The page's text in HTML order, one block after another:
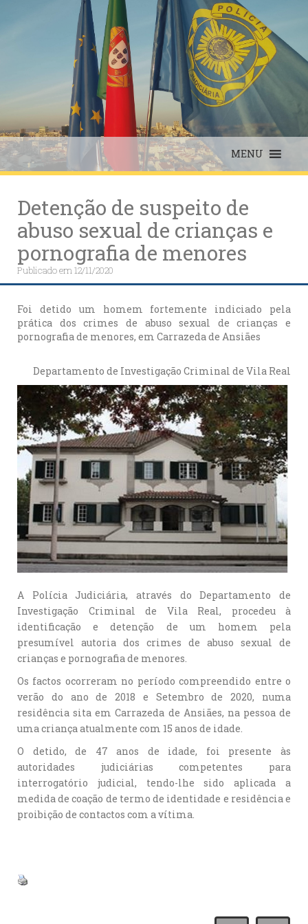
MENU
Detenção de suspeito de
abuso sexual de crianças e
pornografia de menores
Publicado em12/11/2020
Foi detido um homem fortemente indiciado pela
prática dos crimes de abuso sexual de crianças e
pornografia de menores, em Carrazeda de Ansiães
Departamento de Investigação Criminal de Vila Real
A Polícia Judiciária, através do Departamento de
Investigação Criminal de Vila Real, procedeu à
identificação e detenção de um homem pela
presumível autoria dos crimes de abuso sexual de
crianças e pornografia de menores.
Os factos ocorreram no período compreendido entre o
verão do ano de 2018 e Setembro de 2020, numa
residência sita em Carrazeda de Ansiães, na pessoa de
uma criança atualmente com 15 anos de idade.
O detido, de 47 anos de idade, foi presente às
autoridades judiciárias competentes para
interrogatório judicial, tendo-lhe sido aplicada a
medida de coação de termo de identidade e residência e
proibição de contactos com a vítima.